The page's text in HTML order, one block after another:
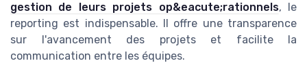
gestion de leurs projets op&eacute;rationnels, le
reporting est indispensable. Il offre une transparence
sur l'avancement des projets et facilite la
communication entre les équipes.